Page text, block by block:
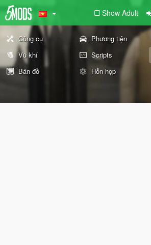
Show Adult
Công cụ Phương tiện
Vũ khí
Scripts
Bản đồ
Hỗn hợp